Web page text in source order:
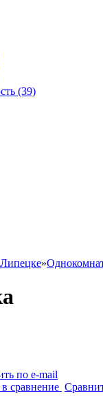
(39)
»
по e-mail
сравнение